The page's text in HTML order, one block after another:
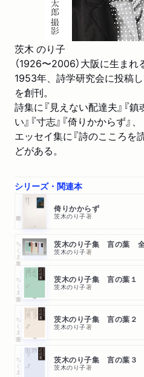
茨木 のり子
（1926〜2006）大阪に生まれ
1953年、詩学研究会に投稿し
を創刊。
詩集に『見えない配達夫』『
い』『寸志』『倚りかからず』、
エッセイ集に『詩のこころを
どがある。
シリーズ・関連本
倚りかからず
茨木のり子著
ちくま文庫 茨木のり子集 言の葉 全
茨木のり子著
ちくま文庫 茨木のり子集 言の葉１
茨木のり子著
ちくま文庫 茨木のり子集 言の葉２
茨木のり子著
ちくま文庫 茨木のり子集 言の葉３
茨木のり子著